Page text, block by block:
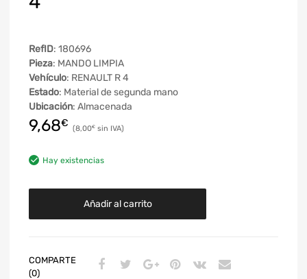
RefID: 180696
Pieza: MANDO LIMPIA
Vehículo: RENAULT R 4
Estado: Material de segunda mano
Ubicación: Almacenada
9,68€ 8,00€
Hay existencias
Añadir al carrito
COMPARTE
(0)